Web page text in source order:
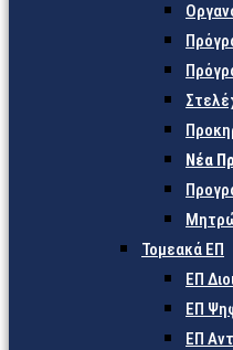
Νέα
Τομεακά ΕΠ
ΕΠ
ΕΠ
ΕΠ